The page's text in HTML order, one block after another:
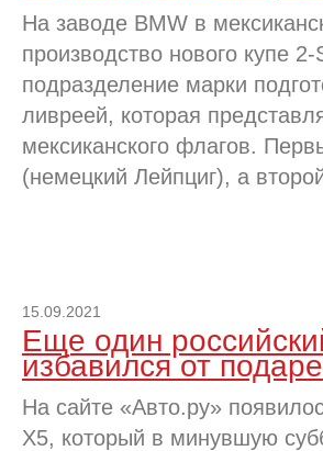
На заводе BMW в
производство нового купе
подразделение марки
ливреей, которая
мексиканского флагов.
(немецкий Лейпциг), а
15.09.2021
Еще один
избавился от
На сайте «Авто.ру»
X5, который в минувшую